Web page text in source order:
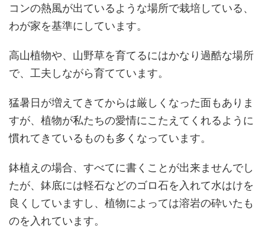
コンの熱風が出ているような場所で栽培している、
わが家を基準にしています。
高山植物や、山野草を育てるにはかなり過酷な場所
で、工夫しながら育てています。
猛暑日が増えてきてからは厳しくなった面もありま
すが、植物が私たちの愛情にこたえてくれるように
慣れてきているものも多くなっています。
鉢植えの場合、すべてに書くことが出来ませんでし
たが、鉢底には軽石などのゴロ石を入れて水はけを
良くしていますし、植物によっては溶岩の砕いたも
のを入れています。